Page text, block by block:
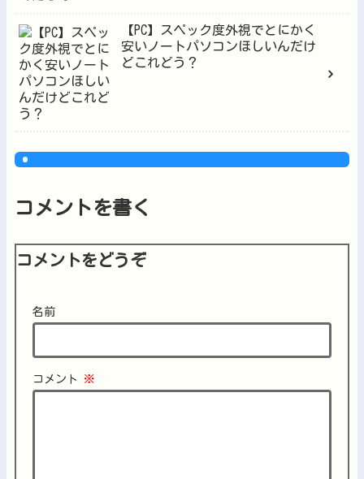
【PC】スペック度外視でとにかく
安いノートパソコンほしいんだけ
どこれどう？
コメントを書く
コメントをどうぞ
名前
コメント ※